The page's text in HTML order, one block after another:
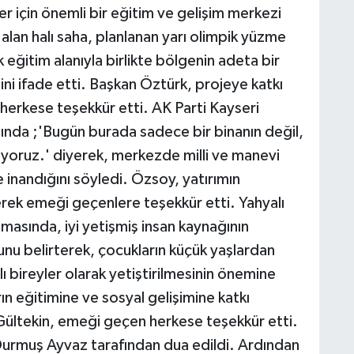
için önemli bir eğitim ve gelişim merkezi
halı saha, planlanan yarı olimpik yüzme
eğitim alanıyla birlikte bölgenin adeta bir
ifade etti. Başkan Öztürk, projeye katkı
teşekkür etti. AK Parti Kayseri
;'Bugün burada sadece bir binanın değil,
diyerek, merkezde milli ve manevi
söyledi. Özsoy, yatırımın
emeği geçenlere teşekkür etti. Yahyalı
iyi yetişmiş insan kaynağının
belirterek, çocukların küçük yaşlardan
bireyler olarak yetiştirilmesinin önemine
eğitimine ve sosyal gelişimine katkı
emeği geçen herkese teşekkür etti.
Ayvaz tarafından dua edildi. Ardından